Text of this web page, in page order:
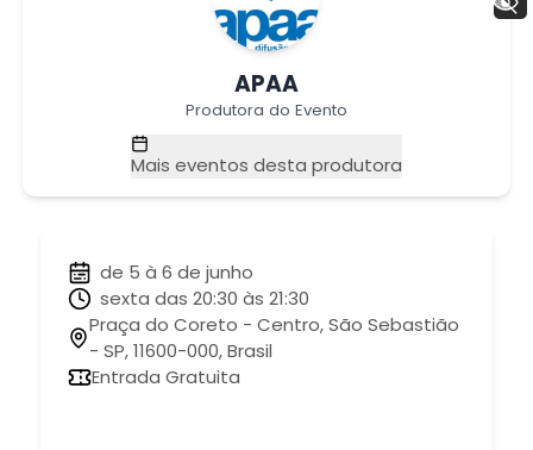
APAA
Produtora do Evento
Mais eventos desta produtora
de 5 à 6 de junho
sexta das 20:30 às 21:30
Praça do Coreto - Centro, São Sebastião
- SP, 11600-000, Brasil
Entrada Gratuita